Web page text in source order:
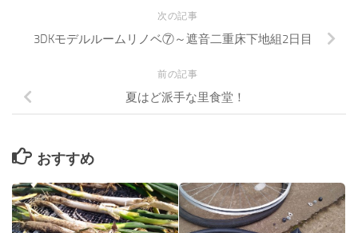
次の記事
3DKモデルルームリノベ⑦～遮音二重床下地組2日目
前の記事
夏はど派手な里食堂！
おすすめ